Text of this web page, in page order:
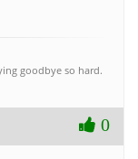
goodbye so hard.
0